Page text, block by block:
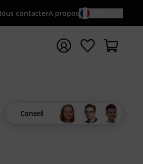
contacterA propos
le terme de recherche
Conseil